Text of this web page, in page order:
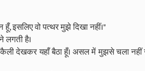
हूँ, इसलिए वो पत्थर मुझे दिखा नहीं।"
है।
देखकर यहाँ बैठा हूँ। असल में मुझसे चला नहीं